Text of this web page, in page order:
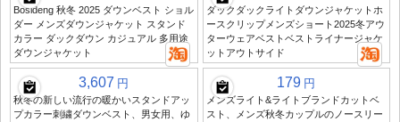
Bosideng 秋冬 2025 ダウンベスト ショル
ダー メンズダウンジャケット スタンド
カラー ダックダウン カジュアル 多用途
ダウンジャケット
ダックダックライトダウンジャケットホ
ースクリップメンズショート2025冬アウ
ターウェアベストベストライナージャケ
ットアウトサイド
3,607 円
秋冬の新しい流行の暖かいスタンドアッ
プカラー刺繍ダウンベスト、男女用、ゆ
179 円
メンズライト&ライトブランドカットベ
スト、メンズ秋冬カップルのノースリー